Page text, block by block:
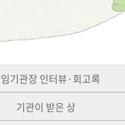
기관장 인터뷰·회고록
기관이 받은 상